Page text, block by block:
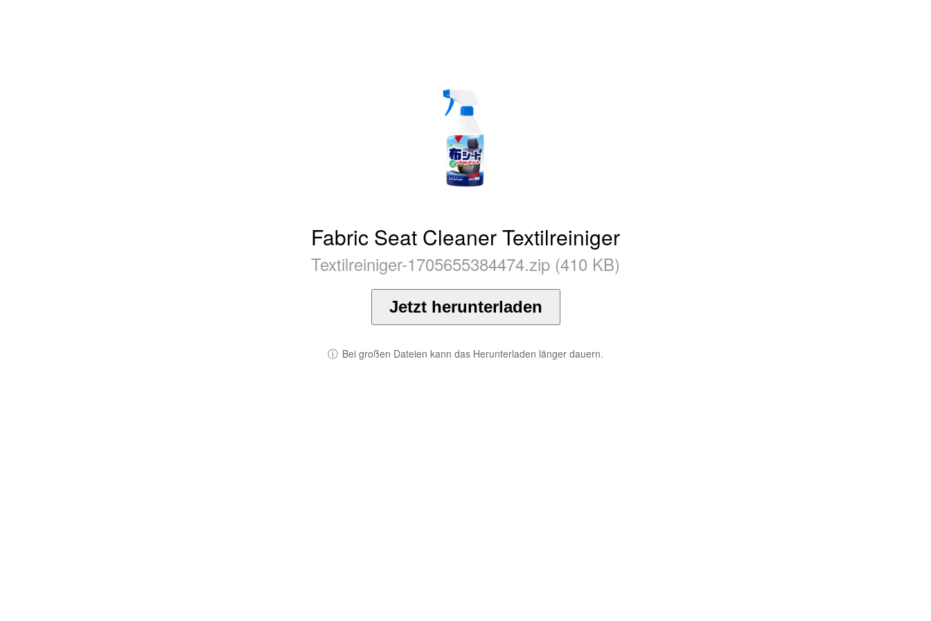
Fabric Seat Cleaner Textilreiniger
Textilreiniger-1705655384474.zip (410 KB)
Jetzt herunterladen
ⓘ Bei großen Dateien kann das Herunterladen länger dauern.